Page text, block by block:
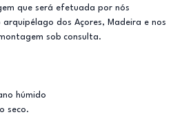
que será efetuada por nós
dos Açores, Madeira e nos
sob consulta.
húmido
seco.